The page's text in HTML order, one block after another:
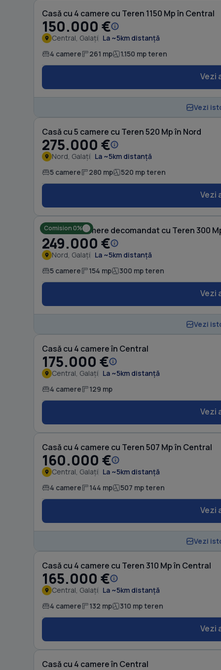
Casă cu 4 camere cu Teren 1150 Mp în Central
150.000 €
Central, Galați La ~5km distanță
4 camere 261 mp 1.150 mp teren
Vezi
Vezi
Casă cu 5 camere cu Teren 520 Mp în Nord
275.000 €
Nord, Galați La ~5km distanță
5 camere 280 mp 520 mp teren
Vezi
Comision 0%
Casă cu 5 camere decomandat cu Teren 300
249.000 €
Nord, Galați La ~5km distanță
5 camere 154 mp 300 mp teren
Vezi
Vezi
Casă cu 4 camere în Central
175.000 €
Central, Galați La ~5km distanță
4 camere 129 mp
Vezi
Casă cu 4 camere cu Teren 507 Mp în Central
160.000 €
Central, Galați La ~5km distanță
4 camere 144 mp 507 mp teren
Vezi
Vezi
Casă cu 4 camere cu Teren 310 Mp în Central
165.000 €
Central, Galați La ~5km distanță
4 camere 132 mp 310 mp teren
Vezi
Casă cu 4 camere în Central